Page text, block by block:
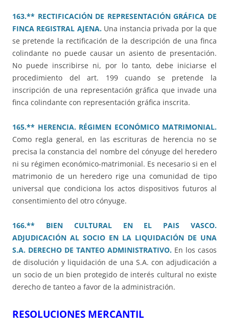
163.** RECTIFICACIÓN DE REPRESENTACIÓN GRÁFICA DE
FINCA REGISTRAL AJENA.Una instancia privada por la que
se pretende la rectificación de la descripción de una finca
colindante no puede causar un asiento de presentación.
No puede inscribirse ni, por lo tanto, debe iniciarse el
procedimiento del art. 199 cuando se pretende la
inscripción de una representación gráfica que invade una
finca colindante con representación gráfica inscrita.
165.** HERENCIA. RÉGIMEN ECONÓMICO MATRIMONIAL.
Como regla general, en las escrituras de herencia no se
precisa la constancia del nombre del cónyuge del heredero
ni su régimen económico-matrimonial. Es necesario si en el
matrimonio de un heredero rige una comunidad de tipo
universal que condiciona los actos dispositivos futuros al
consentimiento del otro cónyuge.
166.** BIEN CULTURAL EN EL PAIS VASCO.
ADJUDICACIÓN AL SOCIO EN LA LIQUIDACIÓN DE UNA
S.A. DERECHO DE TANTEO ADMINISTRATIVO. En los casos
de disolución y liquidación de una S.A. con adjudicación a
un socio de un bien protegido de interés cultural no existe
derecho de tanteo a favor de la administración.
RESOLUCIONES MERCANTIL